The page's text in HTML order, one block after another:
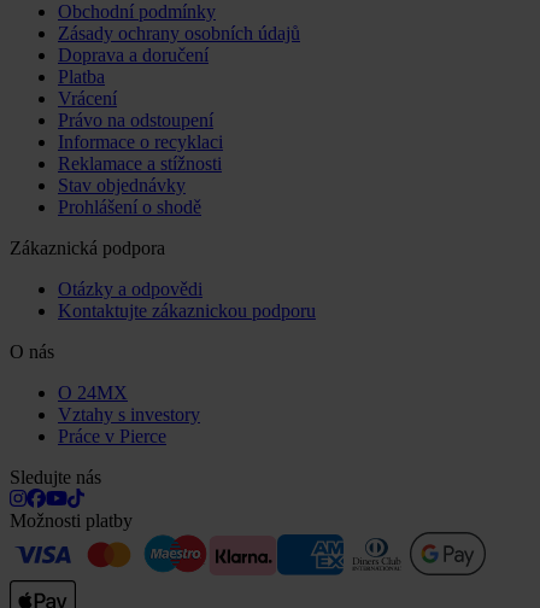
Obchodní podmínky
Zásady ochrany osobních údajů
Doprava a doručení
Platba
Vrácení
Právo na odstoupení
Informace o recyklaci
Reklamace a stížnosti
Stav objednávky
Prohlášení o shodě
Zákaznická podpora
Otázky a odpovědi
Kontaktujte zákaznickou podporu
O nás
O 24MX
Vztahy s investory
Práce v Pierce
Sledujte nás
Možnosti platby